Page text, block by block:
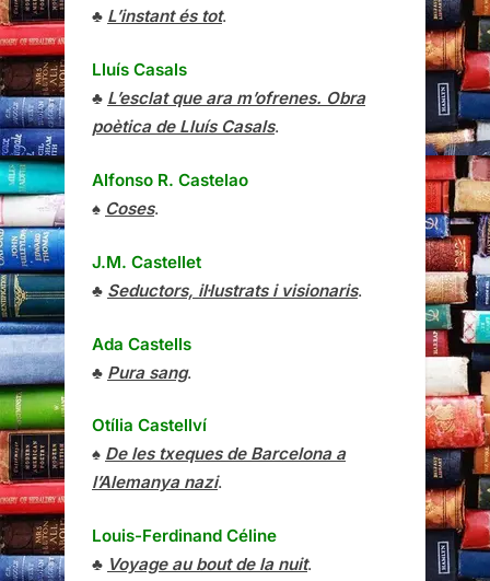
♣ L’instant és tot.
Lluís Casals
♣ L’esclat que ara m’ofrenes. Obra
poètica de Lluís Casals.
Alfonso R. Castelao
♠ Coses.
J.M. Castellet
♣ Seductors, il·lustrats i visionaris.
Ada Castells
♣ Pura sang.
Otília Castellví
♠ De les txeques de Barcelona a
l’Alemanya nazi.
Louis-Ferdinand Céline
♣ Voyage au bout de la nuit.